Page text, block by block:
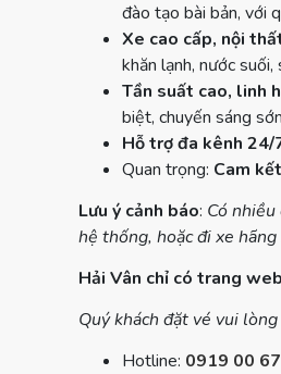
đào tạo bài bản, với
Xe cao cấp, nội
khăn lạnh, nước
Tần suất cao, linh
biệt, chuyến sáng
Hỗ trợ đa kênh 24/
Quan trọng: Cam
Lưu ý cảnh báo: Có
hệ thống, hoặc đi xe
Hải Vân chỉ có trang
Quý khách đặt vé vui
Hotline: 0919 00